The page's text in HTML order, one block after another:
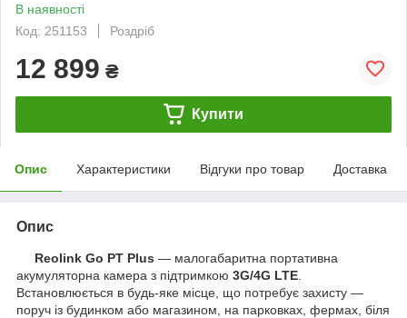
В наявності
Код: 251153
Роздріб
12 899 ₴
Купити
Опис Характеристики Відгуки про товар Доставка
Опис
Reolink Go PT Plus — малогабаритна портативна
акумуляторна камера з підтримкою 3G/4G LTE
Встановлюється в будь-яке місце, що потребує захисту —
поруч із будинком або магазином, на парковках, фермах, біля